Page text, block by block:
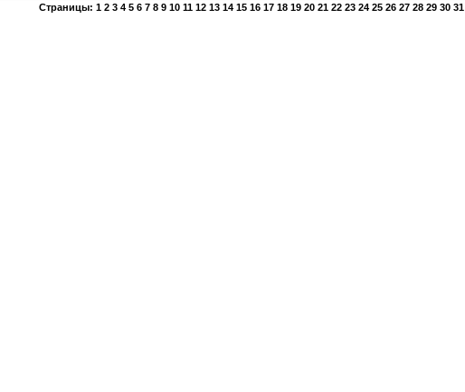
Страницы: 1 2 3 4 5 6 7 8 9 10 11 12 13 14 15 16 17 18 19 20 21 22 23 24 25 26 27 28 29 30 31